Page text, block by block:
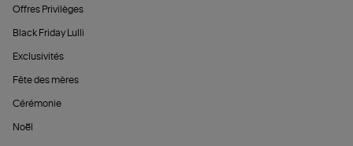
Offres Privilèges
Black Friday Lulli
Exclusivités
Fête des mères
Cérémonie
Noël